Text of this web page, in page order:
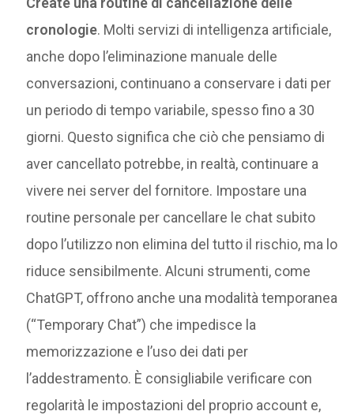
cronologie. Molti servizi di intelligenza artificiale,
anche dopo l’eliminazione manuale delle
conversazioni, continuano a conservare i dati per
un periodo di tempo variabile, spesso fino a 30
giorni. Questo significa che ciò che pensiamo di
aver cancellato potrebbe, in realtà, continuare a
vivere nei server del fornitore. Impostare una
routine personale per cancellare le chat subito
dopo l’utilizzo non elimina del tutto il rischio, ma lo
riduce sensibilmente. Alcuni strumenti, come
ChatGPT, offrono anche una modalità temporanea
(“Temporary Chat”) che impedisce la
memorizzazione e l’uso dei dati per
l’addestramento. È consigliabile verificare con
regolarità le impostazioni del proprio account e,